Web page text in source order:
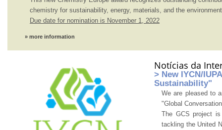
chemistry for sustainability, energy, materials, and the
Due date for nomination is November 1, 2022
» more information
Notícias da
> New IYCN/
Sustainability"
We are pleased to
"Global
The GCS project
tackling the United